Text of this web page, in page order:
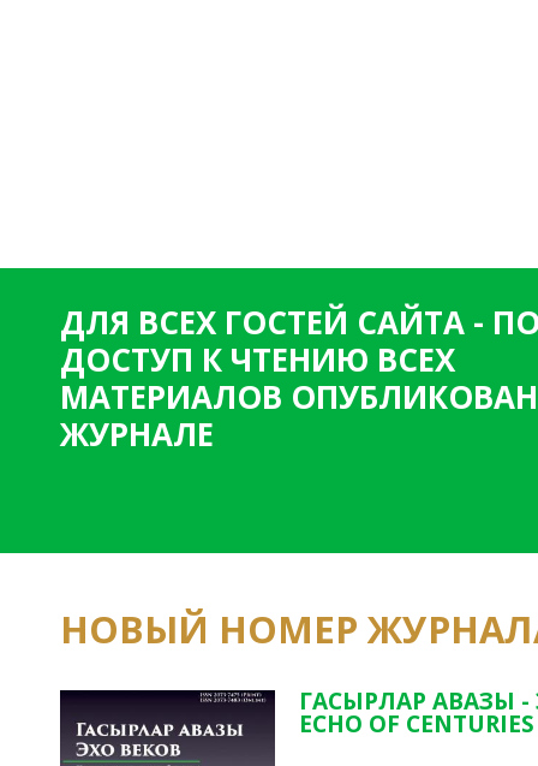
ДЛЯ ВСЕХ ГОСТЕЙ САЙТА -
ДОСТУП К ЧТЕНИЮ ВСЕХ
МАТЕРИАЛОВ
ЖУРНАЛЕ
НОВЫЙ НОМЕР
ГАСЫРЛАР АВАЗЫ -
ECHO OF